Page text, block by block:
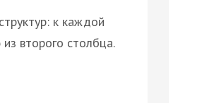
к каждой
второго столбца.